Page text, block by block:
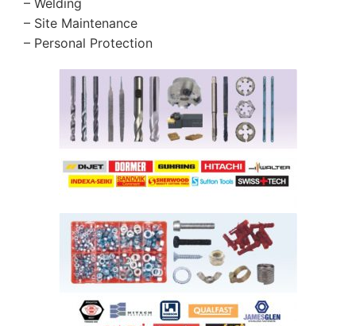
– Site Maintenance
– Personal Protection